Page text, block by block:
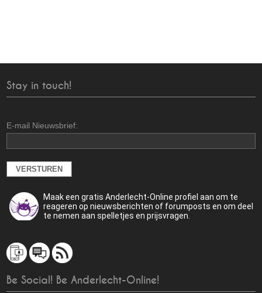
Stay in touch!
E-mail Nieuwsbrief:
Maak een gratis Anderlecht-Online profiel aan om te
reageren op nieuwsberichten of forumposts en om deel
te nemen aan spelletjes en prijsvragen.
Be Social! Be Anderlecht-Online!